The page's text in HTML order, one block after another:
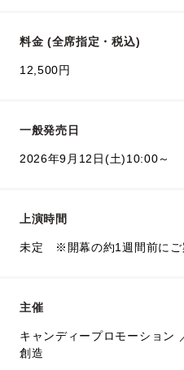
料金 (全席指定・税込)
12,500円
一般発売日
2026年9月12日(土)10:00～
上演時間
未定 ※開幕の約1週間前にご
主催
キャンディープロモーション
創造